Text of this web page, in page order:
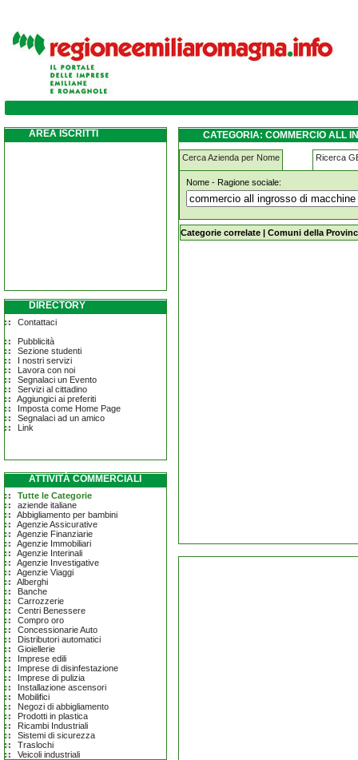
commercio-all-ingrosso-di-macchine-per-
castelnuovo-rangone
AREA ISCRITTI
DIRECTORY
Contattaci
Pubblicità
Sezione studenti
I nostri servizi
Lavora con noi
Segnalaci un Evento
Servizi al cittadino
Aggiungici ai preferiti
Imposta come Home Page
Segnalaci ad un amico
Link
ATTIVITÀ COMMERCIALI
Tutte le Categorie
aziende italiane
Abbigliamento per bambini
Agenzie Assicurative
Agenzie Finanziarie
Agenzie Immobiliari
Agenzie Interinali
Agenzie Investigative
Agenzie Viaggi
Alberghi
Banche
Carrozzerie
Centri Benessere
Compro oro
Concessionarie Auto
Distributori automatici
Gioiellerie
Imprese edili
Imprese di disinfestazione
Imprese di pulizia
Installazione ascensori
Mobilifici
Negozi di abbigliamento
Prodotti in plastica
Ricambi Industriali
Sistemi di sicurezza
Traslochi
Veicoli industriali
CATEGORIA: COMMERCIO ALL
CASTELNUOVO RANGONE
Cerca Azienda per Nome Ricerca
Nome - Ragione sociale:
commercio-all-ingrosso-di-
rangone
Categorie correlate | Comuni della